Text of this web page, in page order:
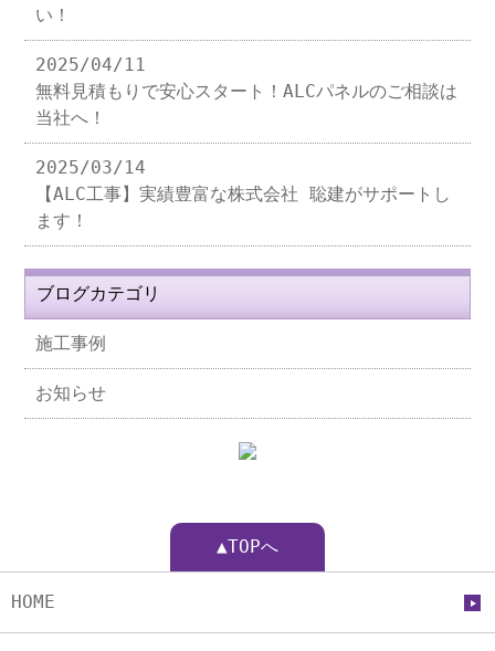
い！
2025/04/11
無料見積もりで安心スタート！ALCパネルのご相談は
当社へ！
2025/03/14
【ALC工事】実績豊富な株式会社 聡建がサポートし
ます！
ブログカテゴリ
施工事例
お知らせ
▲TOPへ
HOME